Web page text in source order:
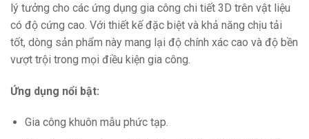
lý tưởng cho các ứng dụng gia công chi tiết 3D trên vật liệu
có độ cứng cao. Với thiết kế đặc biệt và khả năng chịu tải
tốt, dòng sản phẩm này mang lại độ chính xác cao và độ bền
vượt trội trong mọi điều kiện gia công.
Ứng dụng nổi bật:
Gia công khuôn mẫu phức tạp.